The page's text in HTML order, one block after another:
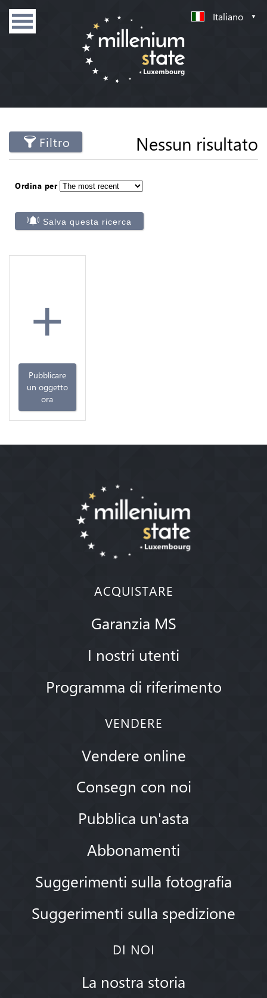
Italiano
Filtro Nessun risultato
Ordina per
Salva questa ricerca
+
Pubblicare
un oggetto
ora
ACQUISTARE
Garanzia MS
I nostri utenti
Programma di riferimento
VENDERE
Vendere online
Consegn con noi
Pubblica un'asta
Abbonamenti
Suggerimenti sulla fotografia
Suggerimenti sulla spedizione
DI NOI
La nostra storia